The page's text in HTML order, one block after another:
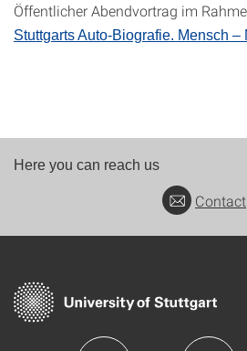
Öffentlicher Abendvortrag im
Stuttgarts Auto-Biografie. Mensch –
Here you can reach us
Contact